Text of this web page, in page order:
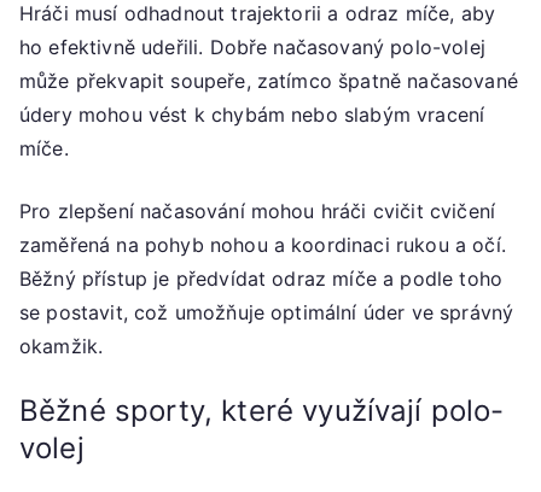
Hráči musí odhadnout trajektorii a odraz míče, aby
ho efektivně udeřili. Dobře načasovaný polo-volej
může překvapit soupeře, zatímco špatně načasované
údery mohou vést k chybám nebo slabým vracení
míče.
Pro zlepšení načasování mohou hráči cvičit cvičení
zaměřená na pohyb nohou a koordinaci rukou a očí.
Běžný přístup je předvídat odraz míče a podle toho
se postavit, což umožňuje optimální úder ve správný
okamžik.
Běžné sporty, které využívají polo-
volej